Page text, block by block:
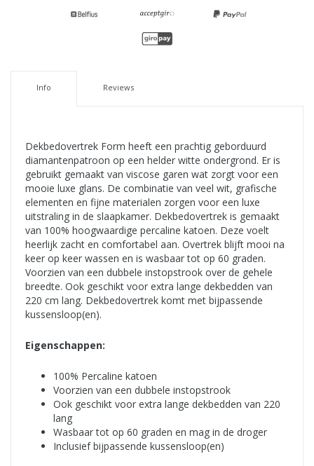
Info Reviews
Dekbedovertrek Form heeft een prachtig geborduurd
diamantenpatroon op een helder witte ondergrond. Er is
gebruikt gemaakt van viscose garen wat zorgt voor een
mooie luxe glans. De combinatie van veel wit, grafische
elementen en fijne materialen zorgen voor een luxe
uitstraling in de slaapkamer. Dekbedovertrek is gemaakt
van 100% hoogwaardige percaline katoen. Deze voelt
heerlijk zacht en comfortabel aan. Overtrek blijft mooi na
keer op keer wassen en is wasbaar tot op 60 graden.
Voorzien van een dubbele instopstrook over de gehele
breedte. Ook geschikt voor extra lange dekbedden van
220 cm lang. Dekbedovertrek komt met bijpassende
kussensloop(en).
Eigenschappen:
100% Percaline katoen
Voorzien van een dubbele instopstrook
Ook geschikt voor extra lange dekbedden van 220
lang
Wasbaar tot op 60 graden en mag in de droger
Inclusief bijpassende kussensloop(en)